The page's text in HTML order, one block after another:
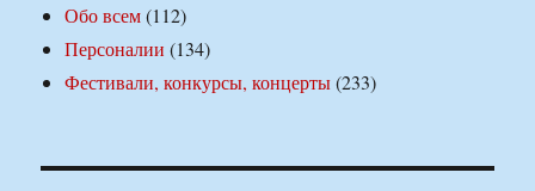
Обо всем(112)
Персоналии (134)
Фестивали, конкурсы, концерты(233)